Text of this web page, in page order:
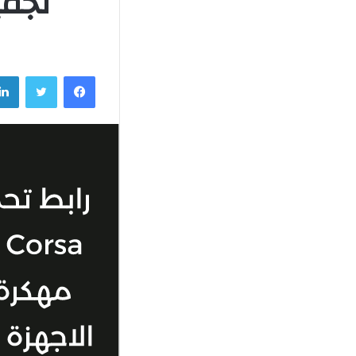
فيسبوك تويتر